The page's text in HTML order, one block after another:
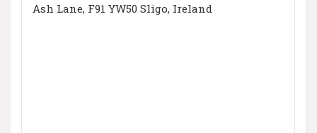
Ash Lane, F91 YW50 Sligo, Ireland